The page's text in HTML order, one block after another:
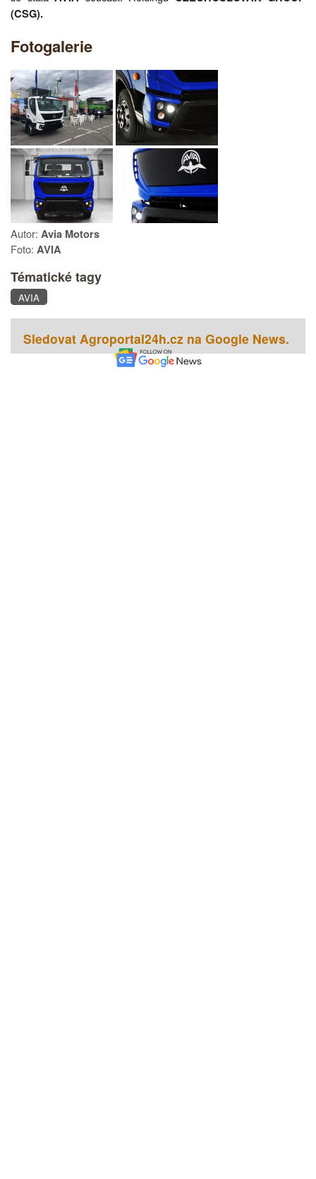
(CSG).
Fotogalerie
Autor: Avia Motors
Foto: AVIA
Tématické tagy
AVIA
Sledovat Agroportal24h.cz na Google News.